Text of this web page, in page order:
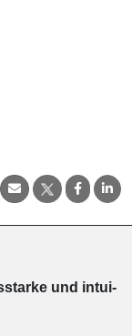
und in­tui­